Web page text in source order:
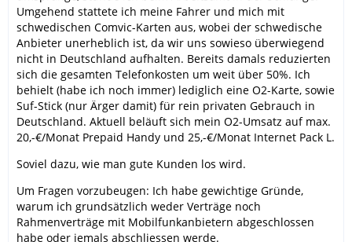
Umgehend stattete ich meine Fahrer und mich mit
schwedischen Comvic-Karten aus, wobei der schwedische
Anbieter unerheblich ist, da wir uns sowieso überwiegend
nicht in Deutschland aufhalten. Bereits damals reduzierten
sich die gesamten Telefonkosten um weit über 50%. Ich
behielt (habe ich noch immer) lediglich eine O2-Karte, sowie
Suf-Stick (nur Ärger damit) für rein privaten Gebrauch in
Deutschland. Aktuell beläuft sich mein O2-Umsatz auf max.
20,-€/Monat Prepaid Handy und 25,-€/Monat Internet Pack L.
Soviel dazu, wie man gute Kunden los wird.
Um Fragen vorzubeugen: Ich habe gewichtige Gründe,
warum ich grundsätzlich weder Verträge noch
Rahmenverträge mit Mobilfunkanbietern abgeschlossen
habe oder jemals abschliessen werde.